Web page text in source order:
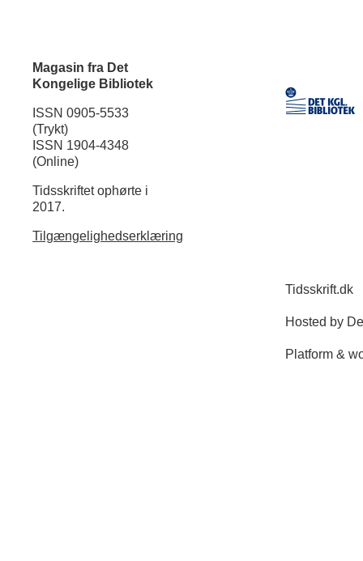
Magasin fra Det
Kongelige Bibliotek
ISSN 0905-5533
(Trykt)
ISSN 1904-4348
(Online)
Tidsskriftet ophørte i
2017.
Tilgængelighedserklæring